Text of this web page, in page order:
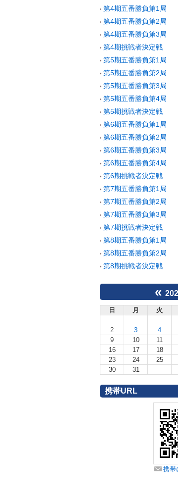
第4期五番勝負第1局
第4期五番勝負第2局
第4期五番勝負第3局
第4期挑戦者決定戦
第5期五番勝負第1局
第5期五番勝負第2局
第5期五番勝負第3局
第5期五番勝負第4局
第5期挑戦者決定戦
第6期五番勝負第1局
第6期五番勝負第2局
第6期五番勝負第3局
第6期五番勝負第4局
第6期挑戦者決定戦
第7期五番勝負第1局
第7期五番勝負第2局
第7期五番勝負第3局
第7期挑戦者決定戦
第8期五番勝負第1局
第8期五番勝負第2局
第8期挑戦者決定戦
«
日 月 火
2
3 4
9
10 11
16
17 18
23
24 25
30
31
携帯URL
携帯